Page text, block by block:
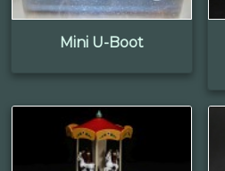
Mini U-Boot